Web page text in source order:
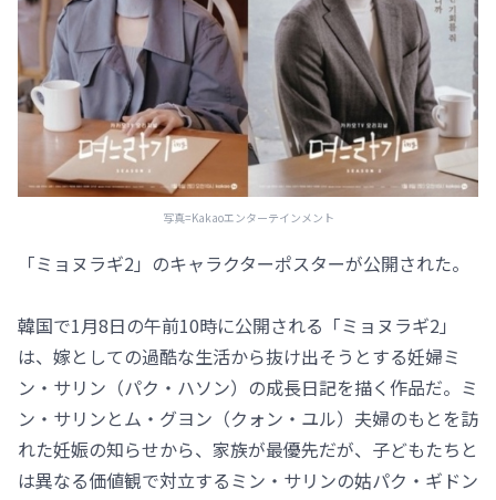
写真=Kakaoエンターテインメント
「ミョヌラギ2」のキャラクターポスターが公開された。
韓国で1月8日の午前10時に公開される「ミョヌラギ2」
は、嫁としての過酷な生活から抜け出そうとする妊婦ミ
ン・サリン（パク・ハソン）の成長日記を描く作品だ。ミ
ン・サリンとム・グヨン（クォン・ユル）夫婦のもとを訪
れた妊娠の知らせから、家族が最優先だが、子どもたちと
は異なる価値観で対立するミン・サリンの姑パク・ギドン